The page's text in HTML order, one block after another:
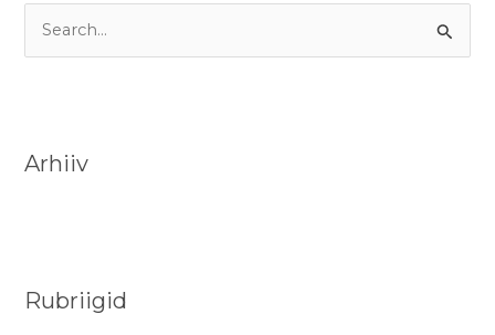
c
r
Arhiiv
Rubriigid